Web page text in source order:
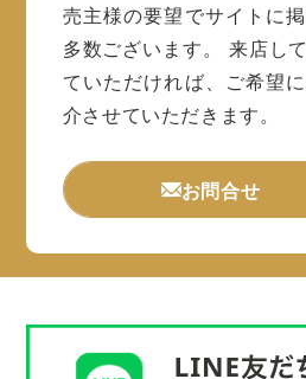
売主様の要望でサイトに
多数ございます。
来店し
ていただければ、ご希望
介させていただきます。
お問合せ